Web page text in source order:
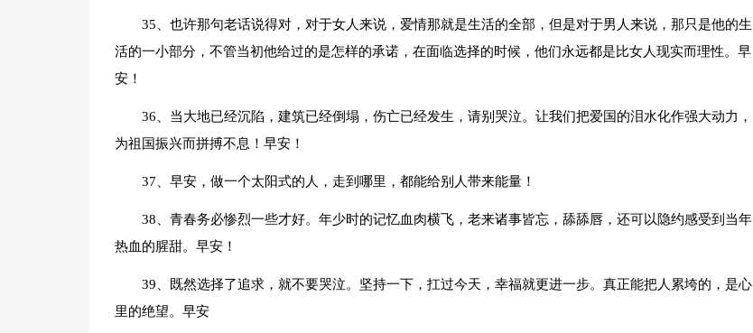
35、也许那句老话说得对，对于女人来说，爱情那就是生活的全部，但是对于男人来说，那只是他的生
活的一小部分，不管当初他给过的是怎样的承诺，在面临选择的时候，他们永远都是比女人现实而理性。早
安！
36、当大地已经沉陷，建筑已经倒塌，伤亡已经发生，请别哭泣。让我们把爱国的泪水化作强大动力，
为祖国振兴而拼搏不息！早安！
37、早安，做一个太阳式的人，走到哪里，都能给别人带来能量！
38、青春务必惨烈一些才好。年少时的记忆血肉横飞，老来诸事皆忘，舔舔唇，还可以隐约感受到当年
热血的腥甜。早安！
39、既然选择了追求，就不要哭泣。坚持一下，扛过今天，幸福就更进一步。真正能把人累垮的，是心
里的绝望。早安